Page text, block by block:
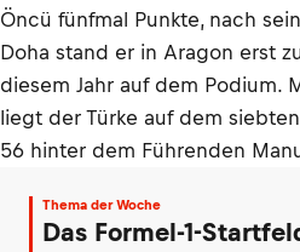
Öncü fünfmal Punkte, nach
Doha stand er in Aragon erst
diesem Jahr auf dem Podium.
liegt der Türke auf dem
56 hinter dem Führenden
Thema der Woche
Das Formel-1-